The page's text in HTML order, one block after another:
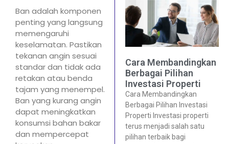
Ban adalah komponen
penting yang langsung
memengaruhi
keselamatan. Pastikan
tekanan angin sesuai
standar dan tidak ada
retakan atau benda
tajam yang menempel.
Ban yang kurang angin
dapat meningkatkan
konsumsi bahan bakar
dan mempercepat
Cara Membandingkan
Berbagai Pilihan
Investasi Properti
Cara Membandingkan
Berbagai Pilihan Investasi
Properti Investasi properti
terus menjadi salah satu
pilihan terbaik bagi